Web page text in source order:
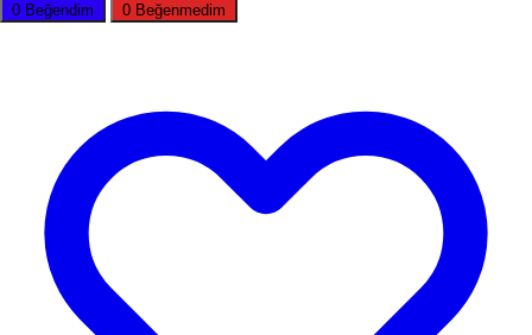
0 Beğendim 0 Beğenmedim